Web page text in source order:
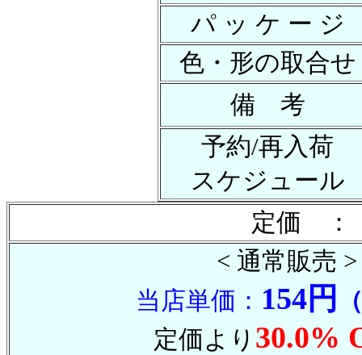
パ ッ ケ ー ジ
色・形の取合せ
備 考
予約/再入荷
スケジュール
定価 ：
< 通常販売 >
当店単価： 154円
定価より 30.0%